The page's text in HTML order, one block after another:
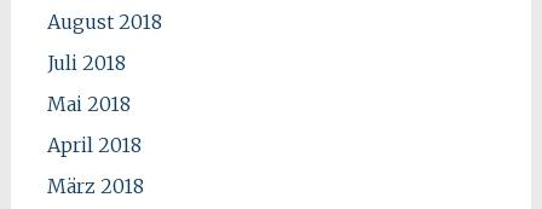
August 2018
Juli 2018
Mai 2018
April 2018
März 2018